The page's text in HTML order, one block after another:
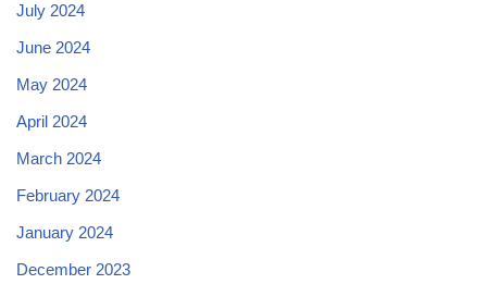
July 2024
June 2024
May 2024
April 2024
March 2024
February 2024
January 2024
December 2023